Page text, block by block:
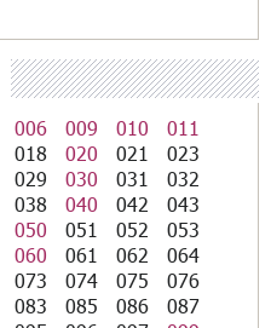
006 009 010
011
018 020 021
023
029 030 031
032
038 040 042
043
050 051 052
053
060 061 062
064
073 074 075
076
083 085 086
087